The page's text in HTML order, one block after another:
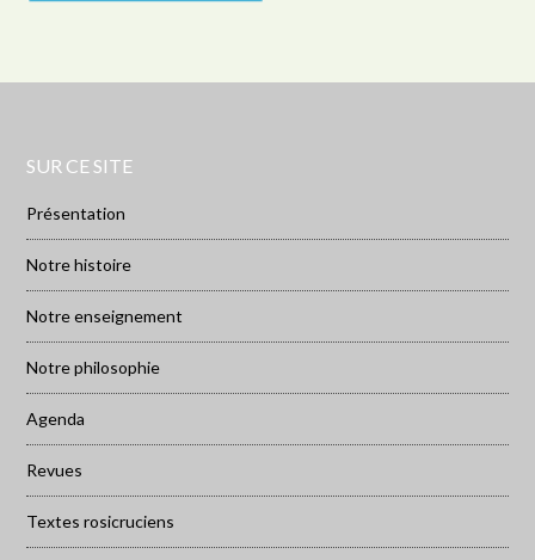
SUR CE SITE
Présentation
Notre histoire
Notre enseignement
Notre philosophie
Agenda
Revues
Textes rosicruciens